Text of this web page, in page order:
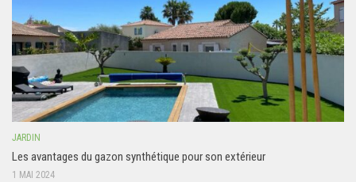
JARDIN
Les avantages du gazon synthétique pour son extérieur
1 MAI 2024